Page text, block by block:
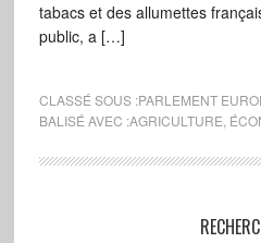
tabacs et des allumettes
public, a […]
CLASSÉ SOUS :PARLEMENT
BALISÉ AVEC :AGRICULTURE